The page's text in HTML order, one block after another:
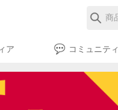
ア コミュニティ